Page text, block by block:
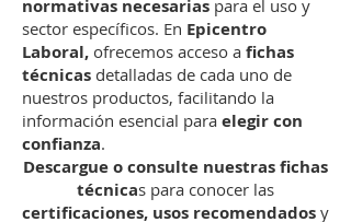
normativas necesarias para el uso y
sector específicos. En Epicentro
Laboral, ofrecemos acceso a fichas
técnicas detalladas de cada uno de
nuestros productos, facilitando la
información esencial para elegir con
confianza.
Descargue o consulte nuestras fichas
técnicas para conocer las
certificaciones, usos recomendados y